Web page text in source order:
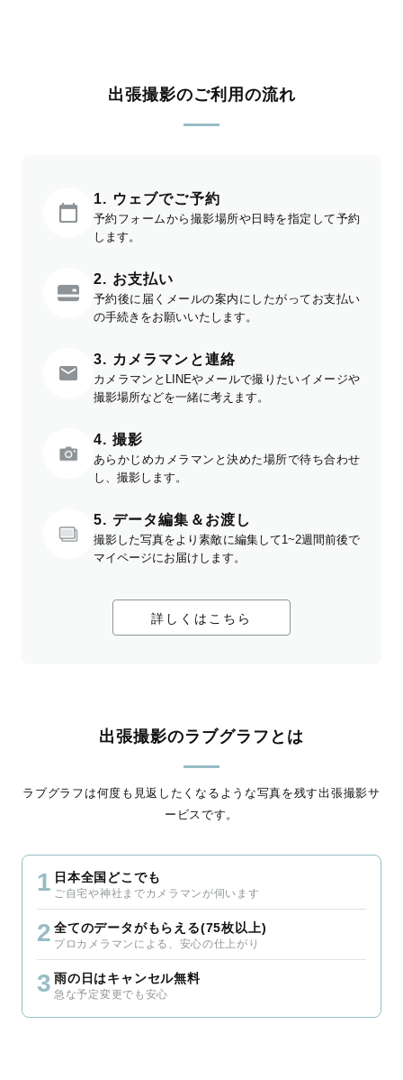
出張撮影のご利用の流れ
1. ウェブでご予約
予約フォームから撮影場所や日時を指定して予約
します。
2. お支払い
予約後に届くメールの案内にしたがってお支払い
の手続きをお願いいたします。
3. カメラマンと連絡
カメラマンとLINEやメールで撮りたいイメージや
撮影場所などを一緒に考えます。
4. 撮影
あらかじめカメラマンと決めた場所で待ち合わせ
し、撮影します。
5. データ編集＆お渡し
撮影した写真をより素敵に編集して1~2週間前後で
マイページにお届けします。
詳しくはこちら
出張撮影のラブグラフとは
ラブグラフは何度も見返したくなるような写真を残す出張撮影サ
ービスです。
1 日本全国どこでも
ご自宅や神社までカメラマンが伺います
2 全てのデータがもらえる(75枚以上)
プロカメラマンによる、安心の仕上がり
3 雨の日はキャンセル無料
急な予定変更でも安心